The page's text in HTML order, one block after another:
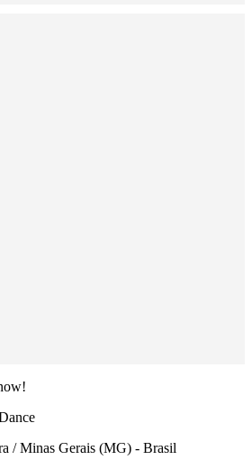
/ Minas Gerais (MG) - Brasil